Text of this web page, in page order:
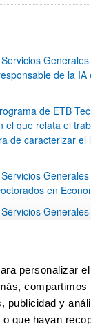
personalizar
y
que hayan
de la
de ETB
el que relata el
de caracterizar
en
de dos
Página
1 2 3